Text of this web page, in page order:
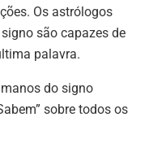
Os astrólogos
são capazes de
palavra.
do signo
sobre todos os